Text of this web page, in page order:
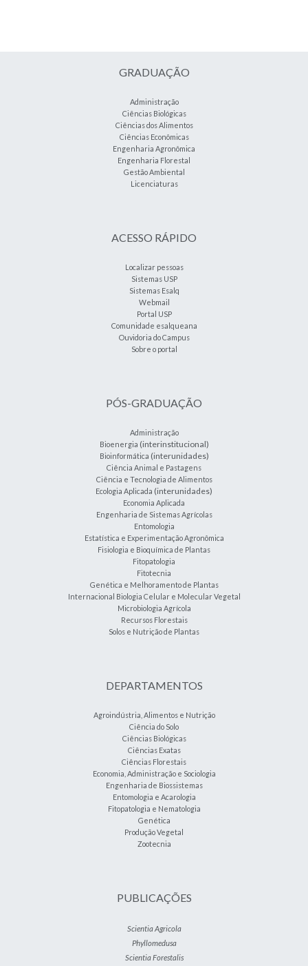
GRADUAÇÃO
Administração
Ciências Biológicas
Ciências dos Alimentos
Ciências Econômicas
Engenharia Agronômica
Engenharia Florestal
Gestão Ambiental
Licenciaturas
ACESSO RÁPIDO
Localizar pessoas
Sistemas USP
Sistemas Esalq
Webmail
Portal USP
Comunidade esalqueana
Ouvidoria do Campus
Sobre o portal
PÓS-GRADUAÇÃO
Administração
Bioenergia (interinstitucional)
Bioinformática (interunidades)
Ciência Animal e Pastagens
Ciência e Tecnologia de Alimentos
Ecologia Aplicada (interunidades)
Economia Aplicada
Engenharia de Sistemas Agrícolas
Entomologia
Estatística e Experimentação Agronômica
Fisiologia e Bioquímica de Plantas
Fitopatologia
Fitotecnia
Genética e Melhoramento de Plantas
Internacional Biologia Celular e Molecular Vegetal
Microbiologia Agrícola
Recursos Florestais
Solos e Nutrição de Plantas
DEPARTAMENTOS
Agroindústria, Alimentos e Nutrição
Ciência do Solo
Ciências Biológicas
Ciências Exatas
Ciências Florestais
Economia, Administração e Sociologia
Engenharia de Biossistemas
Entomologia e Acarologia
Fitopatologia e Nematologia
Genética
Produção Vegetal
Zootecnia
PUBLICAÇÕES
Scientia Agricola
Phyllomedusa
Scientia Forestalis